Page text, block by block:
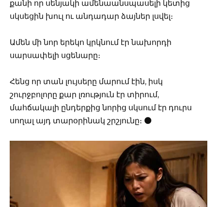
քանի որ սենյակի ամենաանսպասելի կետից
սկսեցին խուլ ու անդադար ձայներ լսվել։
Ամեն մի նոր երեկո կրկնում էր նախորդի
սարսափելի սցենարը։
Հենց որ տան լույսերը մարում էին, իսկ
շուրջբոլորը քար լռություն էր տիրում,
մահճակալի ընդերքից նորից սկսում էր դուրս
սողալ այդ տարօրինակ շրշյունը։ 🌑